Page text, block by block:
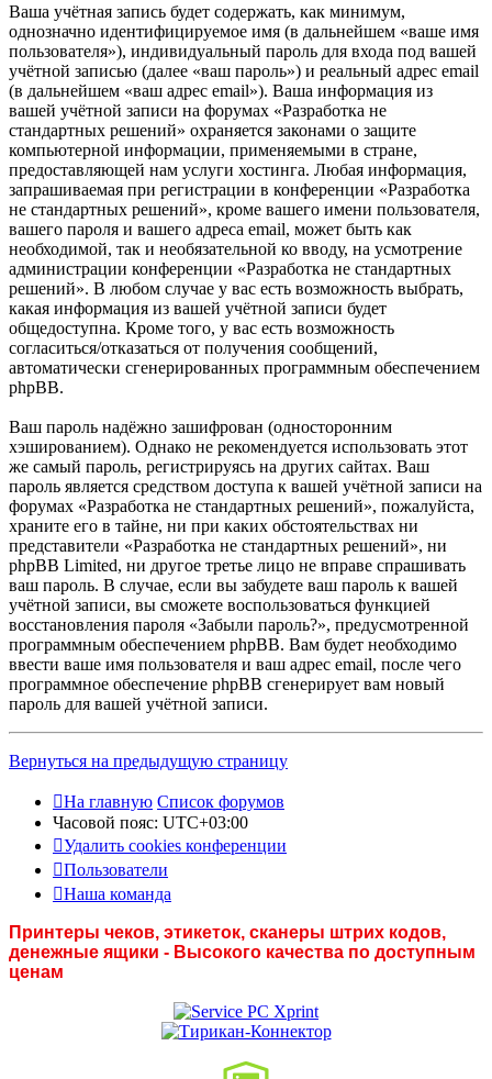
Ваша учётная запись будет содержать, как минимум,
однозначно идентифицируемое имя (в дальнейшем «ваше имя
пользователя»), индивидуальный пароль для входа под вашей
учётной записью (далее «ваш пароль») и реальный адрес email
(в дальнейшем «ваш адрес email»). Ваша информация из
вашей учётной записи на форумах «Разработка не
стандартных решений» охраняется законами о защите
компьютерной информации, применяемыми в стране,
предоставляющей нам услуги хостинга. Любая информация,
запрашиваемая при регистрации в конференции «Разработка
не стандартных решений», кроме вашего имени пользователя,
вашего пароля и вашего адреса email, может быть как
необходимой, так и необязательной ко вводу, на усмотрение
администрации конференции «Разработка не стандартных
решений». В любом случае у вас есть возможность выбрать,
какая информация из вашей учётной записи будет
общедоступна. Кроме того, у вас есть возможность
согласиться/отказаться от получения сообщений,
автоматически сгенерированных программным обеспечением
phpBB.
Ваш пароль надёжно зашифрован (односторонним
хэшированием). Однако не рекомендуется использовать этот
же самый пароль, регистрируясь на других сайтах. Ваш
пароль является средством доступа к вашей учётной записи на
форумах «Разработка не стандартных решений», пожалуйста,
храните его в тайне, ни при каких обстоятельствах ни
представители «Разработка не стандартных решений», ни
phpBB Limited, ни другое третье лицо не вправе спрашивать
ваш пароль. В случае, если вы забудете ваш пароль к вашей
учётной записи, вы сможете воспользоваться функцией
восстановления пароля «Забыли пароль?», предусмотренной
программным обеспечением phpBB. Вам будет необходимо
ввести ваше имя пользователя и ваш адрес email, после чего
программное обеспечение phpBB сгенерирует вам новый
пароль для вашей учётной записи.
Вернуться на предыдущую страницу
На главную Список форумов
Часовой пояс: UTC+03:00
Удалить cookies конференции
Пользователи
Наша команда
Принтеры чеков, этикеток, сканеры штрих кодов,
денежные ящики - Высокого качества по доступным
ценам